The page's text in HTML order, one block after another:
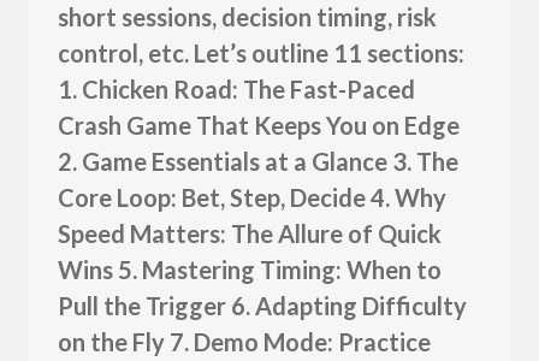
short sessions, decision timing, risk
control, etc. Let’s outline 11 sections:
1. Chicken Road: The Fast-Paced
Crash Game That Keeps You on Edge
2. Game Essentials at a Glance 3. The
Core Loop: Bet, Step, Decide 4. Why
Speed Matters: The Allure of Quick
Wins 5. Mastering Timing: When to
Pull the Trigger 6. Adapting Difficulty
on the Fly 7. Demo Mode: Practice